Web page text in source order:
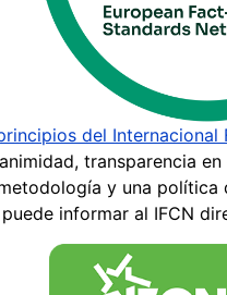
del Internacional
transparencia
y una
informar al IFCN